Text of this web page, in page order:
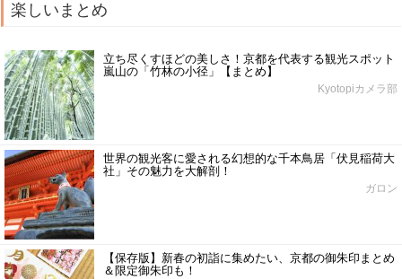
楽しいまとめ
立ち尽くすほどの美しさ！京都を代表する観光スポット
嵐山の「竹林の小径」【まとめ】
Kyotopiカメラ部
世界の観光客に愛される幻想的な千本鳥居「伏見稲荷大
社」その魅力を大解剖！
ガロン
【保存版】新春の初詣に集めたい、京都の御朱印まとめ
＆限定御朱印も！